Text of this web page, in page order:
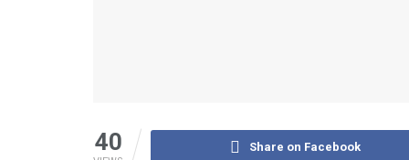
40 Share on Facebook